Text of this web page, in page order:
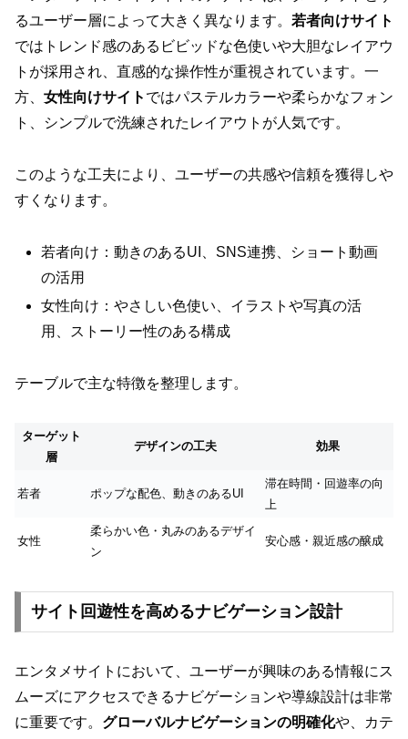
るユーザー層によって大きく異なります。 若者向けサイト
ではトレンド感のあるビビッドな色使いや大胆なレイアウ
トが採用され、直感的な操作性が重視されています。一
方、 女性向けサイト ではパステルカラーや柔らかなフォン
ト、シンプルで洗練されたレイアウトが人気です。
このような工夫により、ユーザーの共感や信頼を獲得しや
すくなります。
若者向け：動きのあるUI、SNS連携、ショート動画
の活用
女性向け：やさしい色使い、イラストや写真の活
用、ストーリー性のある構成
テーブルで主な特徴を整理します。
ターゲット
層
デザインの工夫 効果
若者 ポップな配色、動きのあるUI
滞在時間・回遊率の向
上
女性
柔らかい色・丸みのあるデザイ
ン
安心感・親近感の醸成
サイト回遊性を高めるナビゲーション設計
エンタメサイトにおいて、ユーザーが興味のある情報にス
ムーズにアクセスできるナビゲーションや導線設計は非常
に重要です。 グローバルナビゲーションの明確化や、カテ